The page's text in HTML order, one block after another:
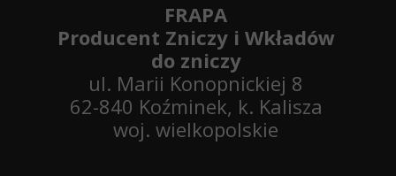
FRAPA
Producent Zniczy i Wkładów
do zniczy
ul. Marii Konopnickiej 8
62-840 Koźminek, k. Kalisza
woj. wielkopolskie